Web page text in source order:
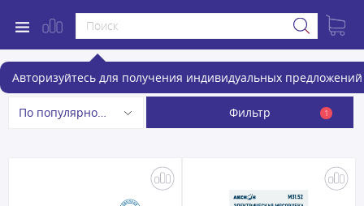
Авторизуйтесь для получения индивидуальных предложений
Мясорубки
По популярности Фильтр 1